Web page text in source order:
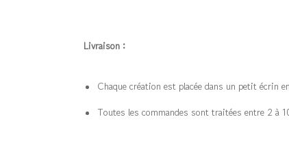
Livraison :
Chaque création est placée dans un petit écrin
Toutes les commandes sont traitées entre 2 à